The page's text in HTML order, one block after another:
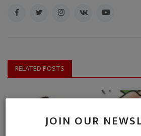
JOIN OUR
RELATED POSTS